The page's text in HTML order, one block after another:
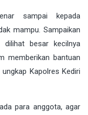
sampai kepada
mampu. Sampaikan
dilihat besar kecilnya
memberikan bantuan
Kapolres Kediri
para anggota, agar